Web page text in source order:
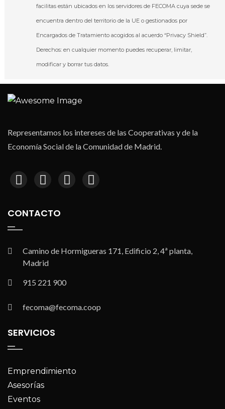
facilitas están ubicados en los servidores de FECOMA cuya sede se
encuentra dentro del territorio de la UE o gestionados por
Encargados de Tratamiento acogidos al acuerdo “Privacy Shield”.
Derechos: en cualquier momento puedes recuperar, limitar,
modificar y borrar tus datos.
Representamos los intereses de las Cooperativas y de la
Economía Social de la Comunidad de Madrid.
CONTACTO
Camino de Hormigueras 171, Edificio 2, 4ª planta,
Madrid
915 221 900
fecoma@fecoma.coop
SERVICIOS
Emprendimiento
Asesorías
Eventos